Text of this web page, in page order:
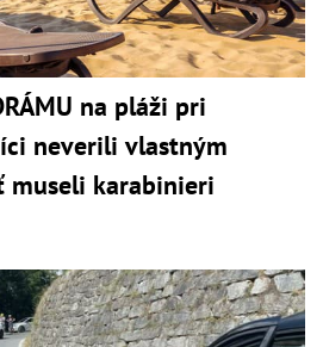
na pláži pri
neverili vlastným
museli karabinieri